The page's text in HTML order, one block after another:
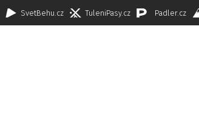
SvetBehu.cz TuleniPasy.cz Padler.cz